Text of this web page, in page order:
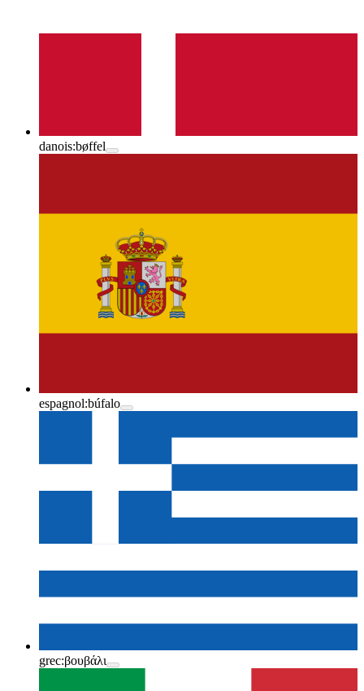
danois:bøffel
espagnol:búfalo
grec:βουβάλι